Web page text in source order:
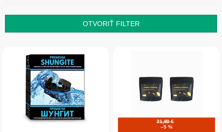
p
OTVORIŤ FILTER
21,80 €
–5 %